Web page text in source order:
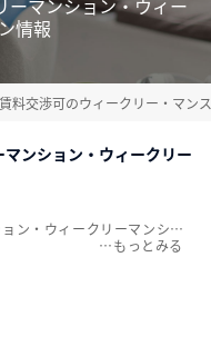
マンション・ウィー
情報
賃料交渉可のウィークリー・マン
ンション・ウィークリー
札幌市東区/賃料交渉可のマンスリーマンション・ウィークリーマンション賃貸物件一覧を掲載中。敷金・礼金無料、家具・家電付をご紹介。こだわり条件での絞込みも簡単！
…